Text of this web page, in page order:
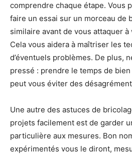
comprendre chaque étape. Vous
faire un essai sur un morceau de
similaire avant de vous attaquer
Cela vous aidera à maîtriser les
d’éventuels problèmes. De plus,
pressé : prendre le temps de
peut vous éviter des
Une autre des astuces de
projets facilement est de garder
particulière aux mesures. Bon
expérimentés vous le diront,